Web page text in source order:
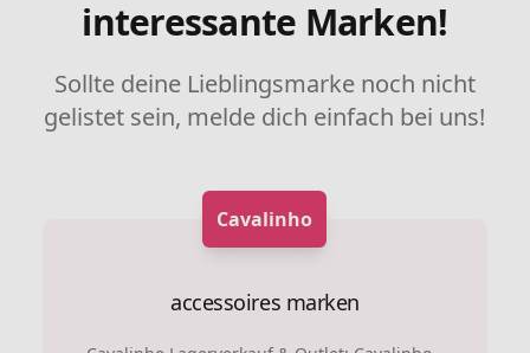
interessante Marken!
Sollte deine Lieblingsmarke noch nicht
gelistet sein, melde dich einfach bei uns!
Cavalinho
accessoires marken